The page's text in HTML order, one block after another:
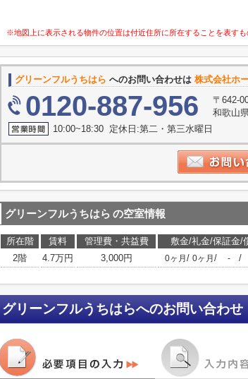
※地図上に表示される物件の位置は付近住所に所在することを表す
グリーンフルうちはら へのお問い合わせは 株式会社ホ
0120-887-956
〒642-
和歌山
10:00~18:30 定休日:第二・第三水曜日
グリーンフルうちはら の空室情報
所在階 賃料 管理費・共益費 敷金/礼金/保証金/
2階
4.7万円 3,000円 0ヶ月 / 0ヶ月 / - /
グリーンフルうちはらへのお問い合わせ